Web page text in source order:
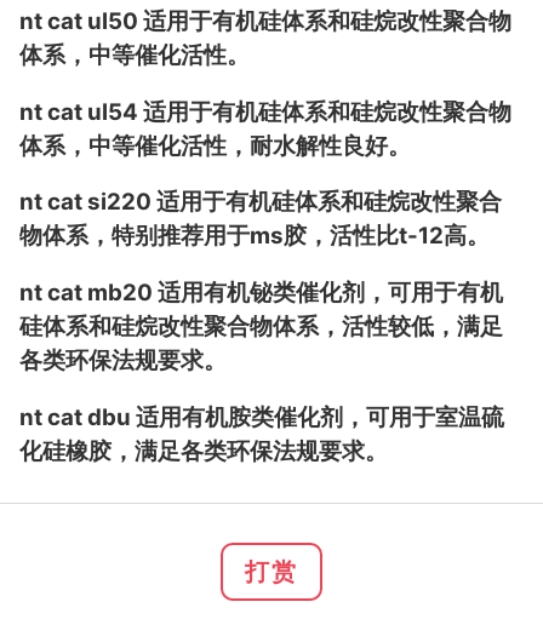
nt cat ul50 适用于有机硅体系和硅烷改性聚合物
体系，中等催化活性。
nt cat ul54 适用于有机硅体系和硅烷改性聚合物
体系，中等催化活性，耐水解性良好。
nt cat si220 适用于有机硅体系和硅烷改性聚合
物体系，特别推荐用于ms胶，活性比t-12高。
nt cat mb20 适用有机铋类催化剂，可用于有机
硅体系和硅烷改性聚合物体系，活性较低，满足
各类环保法规要求。
nt cat dbu 适用有机胺类催化剂，可用于室温硫
化硅橡胶，满足各类环保法规要求。
打赏